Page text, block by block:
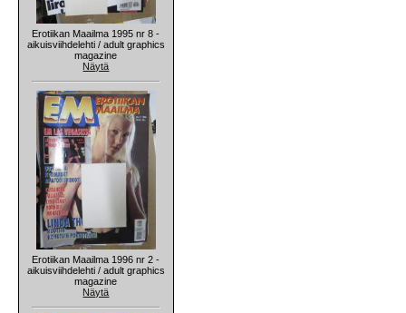
Erotiikan Maailma 1995 nr 8 -
aikuisviihdelehti / adult graphics
magazine
Näytä
Erotiikan Maailma 1996 nr 2 -
aikuisviihdelehti / adult graphics
magazine
Näytä